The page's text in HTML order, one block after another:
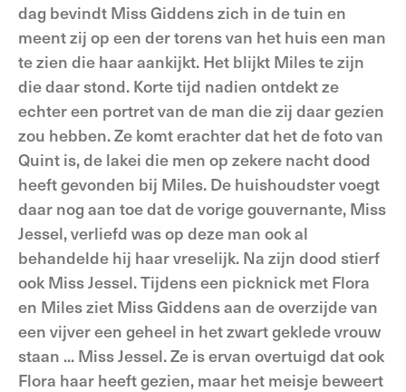
dag bevindt Miss Giddens zich in de tuin en
meent zij op een der torens van het huis een man
te zien die haar aankijkt. Het blijkt Miles te zijn
die daar stond. Korte tijd nadien ontdekt ze
echter een portret van de man die zij daar gezien
zou hebben. Ze komt erachter dat het de foto van
Quint is, de lakei die men op zekere nacht dood
heeft gevonden bij Miles. De huishoudster voegt
daar nog aan toe dat de vorige gouvernante, Miss
Jessel, verliefd was op deze man ook al
behandelde hij haar vreselijk. Na zijn dood stierf
ook Miss Jessel. Tijdens een picknick met Flora
en Miles ziet Miss Giddens aan de overzijde van
een vijver een geheel in het zwart geklede vrouw
staan ... Miss Jessel. Ze is ervan overtuigd dat ook
Flora haar heeft gezien, maar het meisje beweert